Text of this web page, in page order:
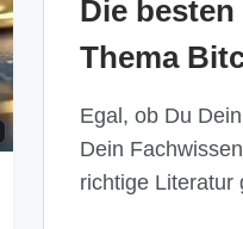
Die
Thema
Egal, ob Du
Dein
richtige Literatur